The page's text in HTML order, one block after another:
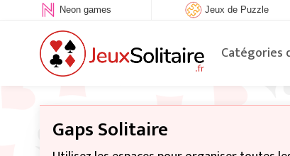
Neon games Jeux de Puzzle
Catégories
Gaps Solitaire